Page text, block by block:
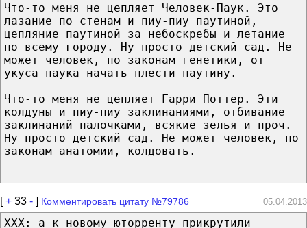
Что-то меня не цепляет Человек-Паук. Это
лазание по стенам и пиу-пиу паутиной,
цепляние паутиной за небоскребы и летание
по всему городу. Ну просто детский сад. Не
может человек, по законам генетики, от
укуса паука начать плести паутину.
Что-то меня не цепляет Гарри Поттер. Эти
колдуны и пиу-пиу заклинаниями, отбивание
заклинаний палочками, всякие зелья и проч.
Ну просто детский сад. Не может человек, по
законам анатомии, колдовать.
[+ 33 - ] Комментировать цитату №79786 05.04.2013
XXX: а к новому юторренту прикрутили